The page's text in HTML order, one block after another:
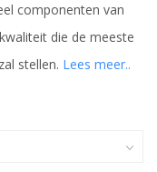
componenten van
die de meeste
stellen. Lees meer..